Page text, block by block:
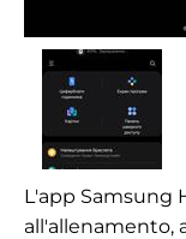
L'app Samsung
all'allenamento,